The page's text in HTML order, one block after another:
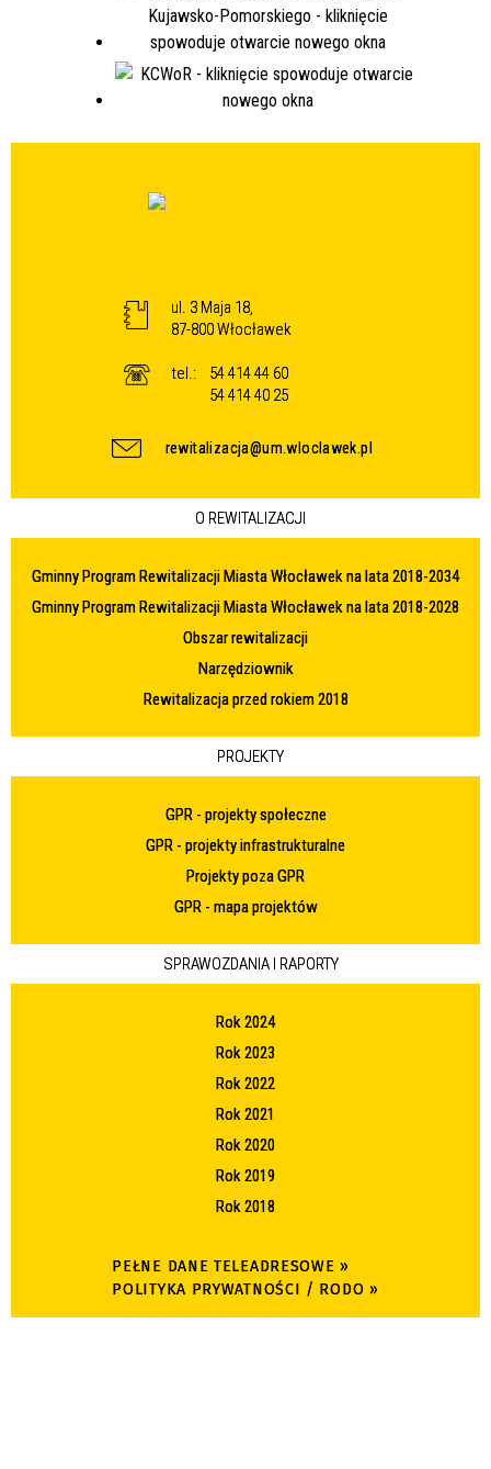
ul. 3 Maja 18,
87-800 Włocławek
tel.:
54 414 44 60
54 414 40 25
rewitalizacja@um.wloclawek.pl
O REWITALIZACJI
Gminny Program Rewitalizacji Miasta Włocławek na lata 2018-2034
Gminny Program Rewitalizacji Miasta Włocławek na lata 2018-2028
Obszar rewitalizacji
Narzędziownik
Rewitalizacja przed rokiem 2018
PROJEKTY
GPR - projekty społeczne
GPR - projekty infrastrukturalne
Projekty poza GPR
GPR - mapa projektów
SPRAWOZDANIA I RAPORTY
Rok 2024
Rok 2023
Rok 2022
Rok 2021
Rok 2020
Rok 2019
Rok 2018
PEŁNE DANE TELEADRESOWE »
POLITYKA PRYWATNOŚCI / RODO »